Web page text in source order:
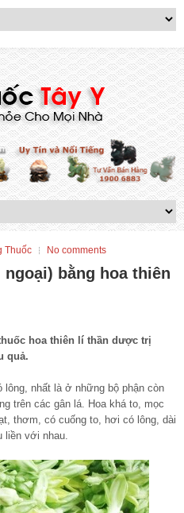
Thuốc No comments
bằng hoa thiên
hoa thiên lí thần dược trị
quả.
nhất là ở những bộ phận còn
trên các gân lá. Hoa khá to, mọc
thơm, có cuống to, hơi có lông, dài
liền với nhau.